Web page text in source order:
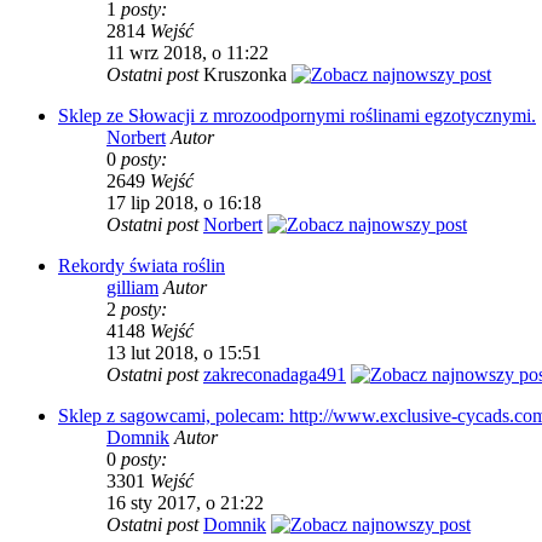
1 posty:
2814 Wejść
11 wrz 2018, o 11:22
Ostatni postKruszonka
Sklep ze Słowacji z mrozoodpornymi roślinami egzotycznymi.
Norbert Autor
0 posty:
2649 Wejść
17 lip 2018, o 16:18
Ostatni postNorbert
Rekordy świata roślin
gilliam Autor
2 posty:
4148 Wejść
13 lut 2018, o 15:51
Ostatni postzakreconadaga491
Sklep z sagowcami, polecam: http://www.exclusive-
Domnik Autor
0 posty:
3301 Wejść
16 sty 2017, o 21:22
Ostatni postDomnik